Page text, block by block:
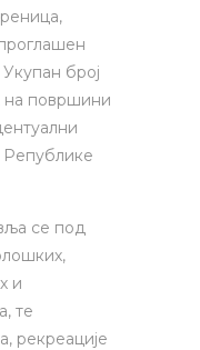
број
на површини
Републике
се под
и
те
рекреације